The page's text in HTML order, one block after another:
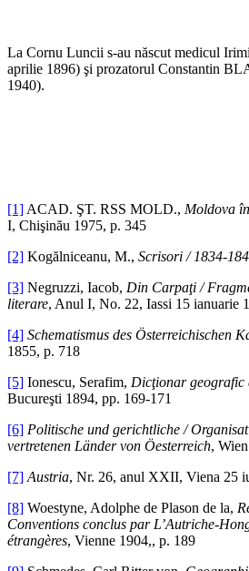
La Cornu Luncii s-au născut medicul
aprilie 1896) şi prozatorul Constantin
1940).
[1] ACAD. ŞT. RSS MOLD., Moldova
I, Chişinău 1975, p. 345
[2] Kogălniceanu, M., Scrisori / 1834-
[3] Negruzzi, Iacob, Din Carpaţi /
literare, Anul I, No. 22, Iassi 15 ianuarie
[4] Schematismus des Österreichischen
1855, p. 718
[5] Ionescu, Serafim, Dicţionar geografic
Bucureşti 1894, pp. 169-171
[6] Politische und gerichtliche /
vertretenen Länder von Öesterreich,
[7] Austria, Nr. 26, anul XXII, Viena 25
[8] Woestyne, Adolphe de Plason de la,
Conventions conclus par L’Autriche-
étrangères, Vienne 1904,, p. 189